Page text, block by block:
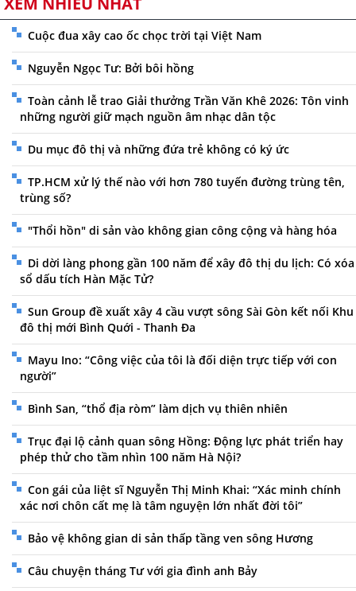
Cuộc đua xây cao ốc chọc trời tại Việt Nam
Nguyễn Ngọc Tư: Bởi bôi hồng
Toàn cảnh lễ trao Giải thưởng Trần Văn Khê 2026: Tôn vinh
những người giữ mạch nguồn âm nhạc dân tộc
Du mục đô thị và những đứa trẻ không có ký ức
TP.HCM xử lý thế nào với hơn 780 tuyến đường trùng tên,
trùng số?
"Thổi hồn" di sản vào không gian công cộng và hàng hóa
Di dời làng phong gần 100 năm để xây đô thị du lịch: Có xóa
sổ dấu tích Hàn Mặc Tử?
Sun Group đề xuất xây 4 cầu vượt sông Sài Gòn kết nối Khu
đô thị mới Bình Quới - Thanh Đa
Mayu Ino: “Công việc của tôi là đối diện trực tiếp với con
người”
Bình San, “thổ địa ròm” làm dịch vụ thiên nhiên
Trục đại lộ cảnh quan sông Hồng: Động lực phát triển hay
phép thử cho tầm nhìn 100 năm Hà Nội?
Con gái của liệt sĩ Nguyễn Thị Minh Khai: “Xác minh chính
xác nơi chôn cất mẹ là tâm nguyện lớn nhất đời tôi”
Bảo vệ không gian di sản thấp tầng ven sông Hương
Câu chuyện tháng Tư với gia đình anh Bảy